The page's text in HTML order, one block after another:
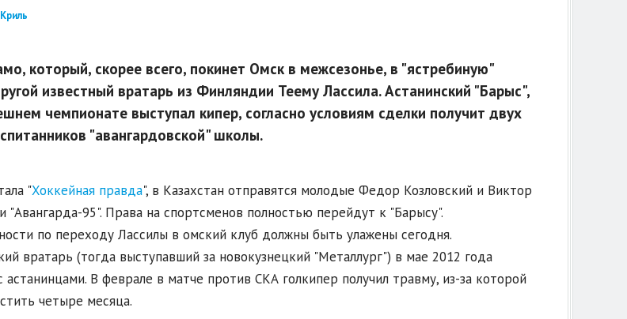
который, скорее всего, покинет Омск в межсезонье, в "ястребиную"
известный вратарь из Финляндии Теему Лассила. Астанинский "Барыс",
чемпионате выступал кипер, согласно условиям сделки получит двух
"авангардовской" школы.
"Хоккейная правда", в Казахстан отправятся молодые Федор Козловский и Виктор
"Авангарда-95". Права на спортсменов полностью перейдут к "Барысу".
по переходу Лассилы в омский клуб должны быть улажены сегодня.
вратарь (тогда выступавший за новокузнецкий "Металлург") в мае 2012 года
астанинцами. В феврале в матче против СКА голкипер получил травму, из-за которой
четыре месяца.